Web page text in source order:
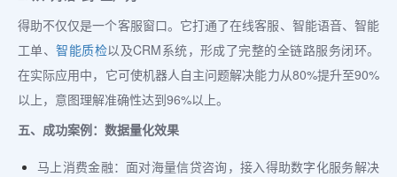
得助不仅仅是一个客服窗口。它打通了在线客服、智能语音、智能
工单、智能质检以及CRM系统，形成了完整的全链路服务闭环。
在实际应用中，它可使机器人自主问题解决能力从80%提升至90%
以上，意图理解准确性达到96%以上。
五、成功案例：数据量化效果
马上消费金融：面对海量信贷咨询，接入得助数字化服务解决